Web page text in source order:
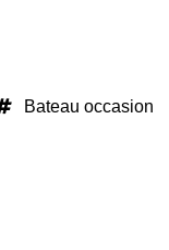
Bateau occasion